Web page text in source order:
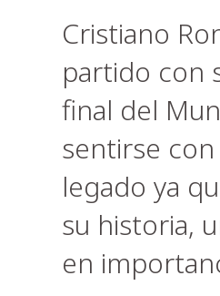
Cristiano
partido con
final del
sentirse con
legado ya
su historia,
en